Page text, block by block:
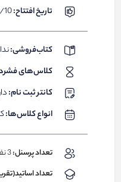
تاریخ افتتاح:
کتاب‌فروشی:
کلاس‌های
کانتر ثبت نام:
انواع کلاس‌ها:
تعداد پرسنل:
تعداد